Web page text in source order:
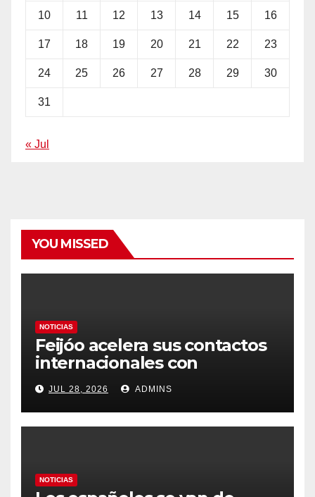
10 11 12 13 14 15 16
17 18 19 20 21 22 23
24 25 26 27 28 29 30
31
« Jul
YOU MISSED
NOTICIAS
Feijóo acelera sus contactos
internacionales con
Latinoamérica como socio
prioritario en su agenda de
gobierno
JUL 28, 2026 ADMINS
NOTICIAS